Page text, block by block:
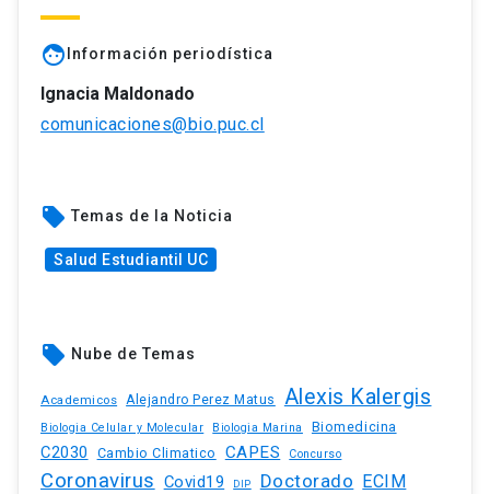
faceInformación periodística
Ignacia Maldonado
comunicaciones@bio.puc.cl
local_offer Temas de la Noticia
Salud Estudiantil UC
local_offer Nube de Temas
Academicos Alejandro Perez Matus Alexis Kalergis
Biologia Celular y Molecular Biologia Marina Biomedicina
C2030 Cambio Climatico CAPES Concurso
Coronavirus Covid19 DIP Doctorado ECIM